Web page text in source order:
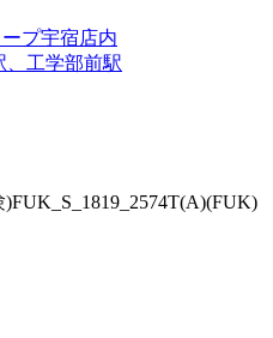
プ宇宿店内
、工学部前駅